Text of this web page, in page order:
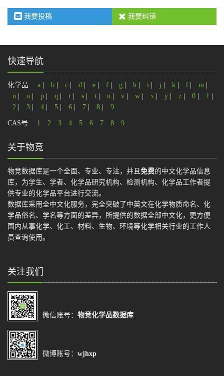
我要投稿 我要纠错
快速导航
化学品: a b c d e f g h i j k l m
n
o p q r s t u v w x y z 0 1
2
3 4 5 6 7 8 9
CAS号: 1 2 3 4 5 6 7 8 9
关于物竞
物竞数据库是一个全面、专业、专注，并且 免费的中文化学品信息
库，为学生、学者、化学品研究机构、检测机构、化学品工作者提
供专业的化学品平台进行交流。
数据库采用全中文化服务，完全突破了中英文在化学物质命名、化
学品俗名、学名等方面的差异，所提供的数据全部中文化，更方便
国内从事化学、化工、材料、生物、环境等化学相关行业的工作人
员查询使用。
关注我们
微信账号： 物竞化学品数据库
微博账号： wjhxp